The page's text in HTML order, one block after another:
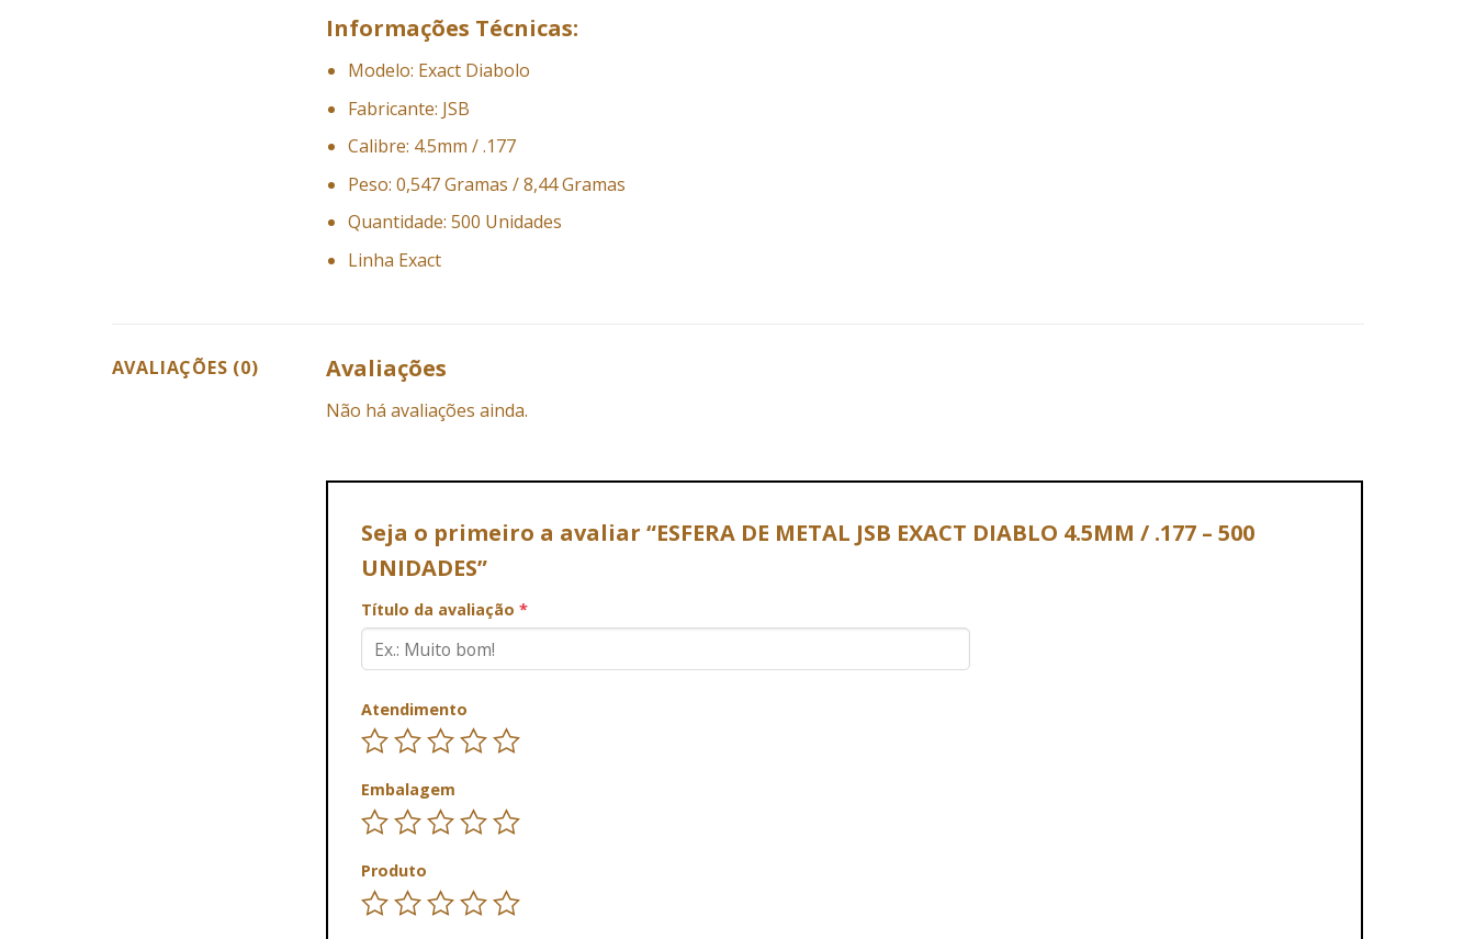
Informações Técnicas:
Modelo: Exact Diabolo
Fabricante: JSB
Calibre: 4.5mm / .177
Peso: 0,547 Gramas / 8,44 Gramas
Quantidade: 500 Unidades
Linha Exact
AVALIAÇÕES (0) Avaliações
Não há avaliações ainda.
Seja o primeiro a avaliar “ESFERA DE METAL JSB EXACT DIABLO 4.5MM / .177 – 500
UNIDADES”
Título da avaliação *
Atendimento
Embalagem
Produto